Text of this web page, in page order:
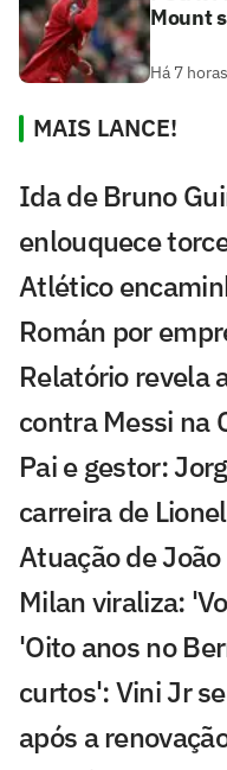
Mount
Há 7 horas
MAIS LANCE!
Ida de Bruno
enlouquece
Atlético
Román por
Relatório revela
contra Messi na
Pai e gestor:
carreira de Lionel
Atuação de
Milan viraliza:
'Oito anos no
curtos': Vini Jr
após a